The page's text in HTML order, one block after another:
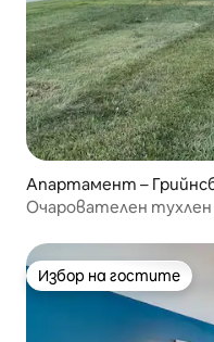
Апартамент –
Очарователен тухлен
Избор на гостите
Избор на гостите